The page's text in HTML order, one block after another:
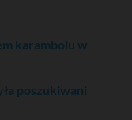
karambolu w
poszukiwani